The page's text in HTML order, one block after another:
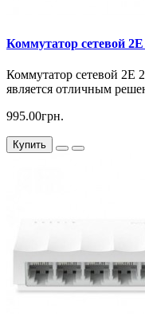
Коммутатор сетевой
Коммутатор сетевой 2E
является отличным
995.00грн.
Купить